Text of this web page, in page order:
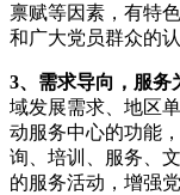
禀赋等因素，有特
和广大党员群众的认
3、需求导向，服务
域发展需求、地区
动服务中心的功能
询、培训、服务、
的服务活动，增强